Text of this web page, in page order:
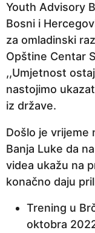
4
g
o
d
i
n
e
Youth Advisory
Bosni i
za omladinski
Opštine Centar
,,Umjetnost
nastojimo
iz države.
Došlo je vrijeme
Banja Luke da
videa ukažu na
konačno daju
Trening u
oktobra